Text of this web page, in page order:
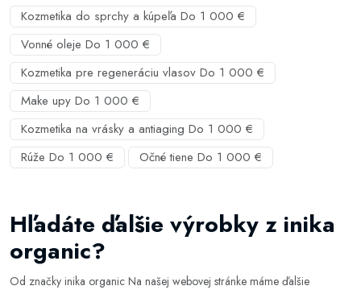
Kozmetika do sprchy a kúpeľa Do 1 000 €
Vonné oleje Do 1 000 €
Kozmetika pre regeneráciu vlasov Do 1 000 €
Make upy Do 1 000 €
Kozmetika na vrásky a antiaging Do 1 000 €
Rúže Do 1 000 €
Očné tiene Do 1 000 €
Hľadáte ďalšie výrobky z inika
organic?
Od značky inika organic Na našej webovej stránke máme ďalšie